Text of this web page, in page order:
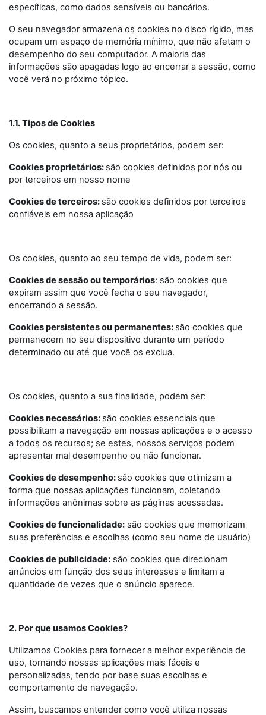
específicas, como dados sensíveis ou bancários.
O seu navegador armazena os cookies no disco rígido, mas
ocupam um espaço de memória mínimo, que não afetam o
desempenho do seu computador. A maioria das
informações são apagadas logo ao encerrar a sessão, como
você verá no próximo tópico.
1.1. Tipos de Cookies
Os cookies, quanto a seus proprietários, podem ser:
Cookies proprietários: são cookies definidos por nós ou
por terceiros em nosso nome
Cookies de terceiros: são cookies definidos por terceiros
confiáveis em nossa aplicação
Os cookies, quanto ao seu tempo de vida, podem ser:
Cookies de sessão ou temporários: são cookies que
expiram assim que você fecha o seu navegador,
encerrando a sessão.
Cookies persistentes ou permanentes: são cookies que
permanecem no seu dispositivo durante um período
determinado ou até que você os exclua.
Os cookies, quanto a sua finalidade, podem ser:
Cookies necessários: são cookies essenciais que
possibilitam a navegação em nossas aplicações e o acesso
a todos os recursos; se estes, nossos serviços podem
apresentar mal desempenho ou não funcionar.
Cookies de desempenho: são cookies que otimizam a
forma que nossas aplicações funcionam, coletando
informações anônimas sobre as páginas acessadas.
Cookies de funcionalidade: são cookies que memorizam
suas preferências e escolhas (como seu nome de usuário)
Cookies de publicidade: são cookies que direcionam
anúncios em função dos seus interesses e limitam a
quantidade de vezes que o anúncio aparece.
2. Por que usamos Cookies?
Utilizamos Cookies para fornecer a melhor experiência de
uso, tornando nossas aplicações mais fáceis e
personalizadas, tendo por base suas escolhas e
comportamento de navegação.
Assim, buscamos entender como você utiliza nossas